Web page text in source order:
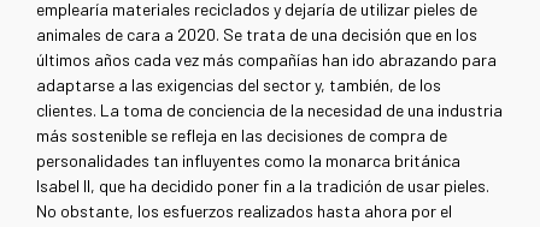
emplearía materiales reciclados y dejaría de utilizar pieles de
animales de cara a 2020. Se trata de una decisión que en los
últimos años cada vez más compañías han ido abrazando para
adaptarse a las exigencias del sector y, también, de los
clientes. La toma de conciencia de la necesidad de una industria
más sostenible se refleja en las decisiones de compra de
personalidades tan influyentes como la monarca británica
Isabel II, que ha decidido poner fin a la tradición de usar pieles.
No obstante, los esfuerzos realizados hasta ahora por el